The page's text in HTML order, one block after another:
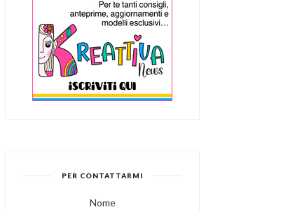
PER CONTATTARMI
Nome